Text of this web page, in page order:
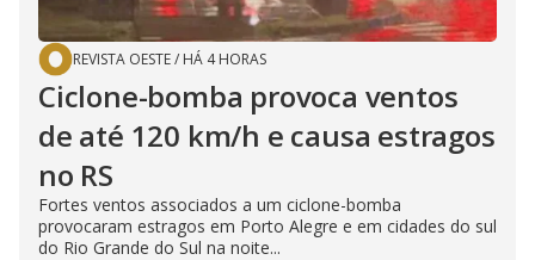
REVISTA OESTE/ HÁ 4 HORAS
Ciclone-bomba provoca ventos
de até 120 km/h e causa estragos
no RS
Fortes ventos associados a um ciclone-bomba
provocaram estragos em Porto Alegre e em cidades do sul
do Rio Grande do Sul na noite...